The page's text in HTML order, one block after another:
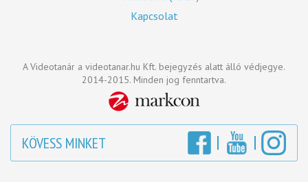
Kapcsolat
A Videotanár a videotanar.hu Kft. bejegyzés alatt álló védjegye.
2014-2015. Minden jog fenntartva.
KÖVESS MINKET